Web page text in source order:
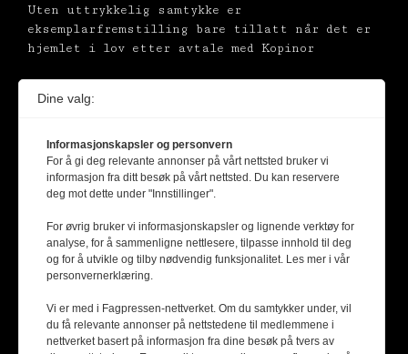
Uten uttrykkelig samtykke er
eksemplarfremstilling bare tillatt når det er
hjemlet i lov etter avtale med Kopinor
Dine valg:
Informasjonskapsler og personvern
For å gi deg relevante annonser på vårt nettsted bruker vi
informasjon fra ditt besøk på vårt nettsted. Du kan reservere
deg mot dette under "Innstillinger".
For øvrig bruker vi informasjonskapsler og lignende verktøy for
analyse, for å sammenligne nettlesere, tilpasse innhold til deg
og for å utvikle og tilby nødvendig funksjonalitet. Les mer i vår
personvernerklæring.
Vi er med i Fagpressen-nettverket. Om du samtykker under, vil
du få relevante annonser på nettstedene til medlemmene i
nettverket basert på informasjon fra dine besøk på tvers av